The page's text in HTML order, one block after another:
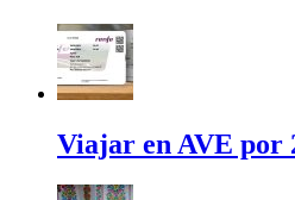
Viajar en AVE por